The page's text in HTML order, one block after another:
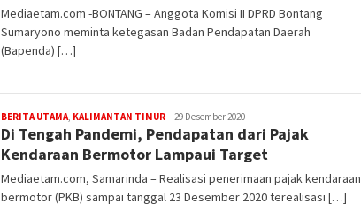
Mediaetam.com -BONTANG – Anggota Komisi II DPRD Bontang
Sumaryono meminta ketegasan Badan Pendapatan Daerah
(Bapenda) […]
BERITA UTAMA KALIMANTAN TIMURRedaksi
Mediaetam.com
29 Desember 2020
Di Tengah Pandemi, Pendapatan dari Pajak
Kendaraan Bermotor Lampaui Target
Mediaetam.com, Samarinda – Realisasi penerimaan pajak kendaraan
bermotor (PKB) sampai tanggal 23 Desember 2020 terealisasi […]